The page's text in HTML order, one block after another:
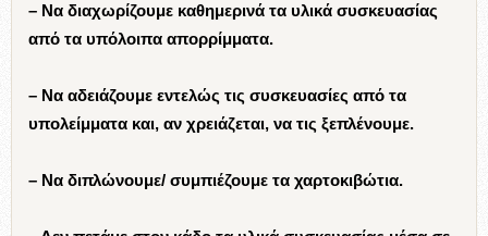
– Να διαχωρίζουμε καθημερινά τα υλικά συσκευασίας
από τα υπόλοιπα απορρίμματα.
– Να αδειάζουμε εντελώς τις συσκευασίες από τα
υπολείμματα και, αν χρειάζεται, να τις ξεπλένουμε.
– Να διπλώνουμε/ συμπιέζουμε τα χαρτοκιβώτια.